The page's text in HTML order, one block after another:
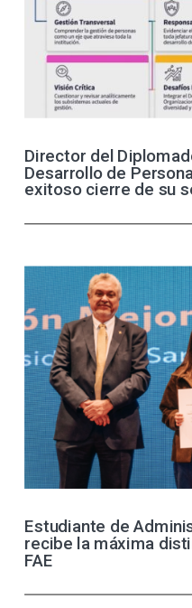
Director del
Desarrollo de
exitoso cierre de su
Estudiante de
recibe la máxima
FAE